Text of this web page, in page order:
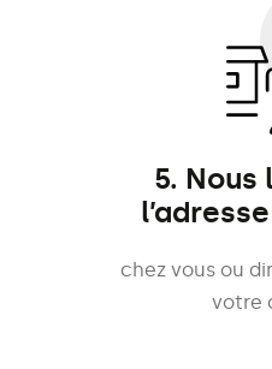
5. Nous
chez vous ou
votre